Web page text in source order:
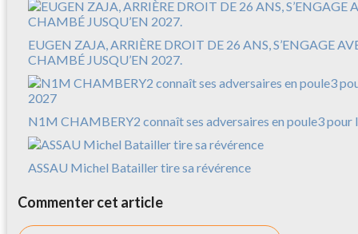
EUGEN ZAJA, ARRIÈRE DROIT DE 26 ANS, S’ENGAGE
CHAMBÉ JUSQU’EN 2027.
N1M CHAMBERY2 connaît ses adversaires en poule3 pour
ASSAU Michel Batailler tire sa révérence
Commenter cet article